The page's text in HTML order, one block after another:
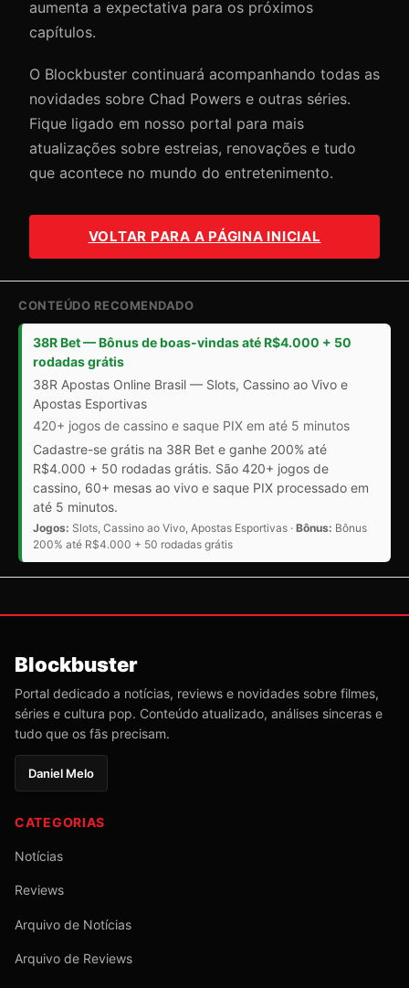
aumenta a expectativa para os próximos
capítulos.
O Blockbuster continuará acompanhando todas as
novidades sobre Chad Powers e outras séries.
Fique ligado em nosso portal para mais
atualizações sobre estreias, renovações e tudo
que acontece no mundo do entretenimento.
VOLTAR PARA A PÁGINA INICIAL
CONTEÚDO RECOMENDADO
38R Bet — Bônus de boas-vindas até R$4.000 + 50
rodadas grátis
38R Apostas Online Brasil — Slots, Cassino ao Vivo e
Apostas Esportivas
420+ jogos de cassino e saque PIX em até 5 minutos
Cadastre-se grátis na 38R Bet e ganhe 200% até
R$4.000 + 50 rodadas grátis. São 420+ jogos de
cassino, 60+ mesas ao vivo e saque PIX processado em
até 5 minutos.
Jogos: Slots, Cassino ao Vivo, Apostas Esportivas · Bônus: Bônus
200% até R$4.000 + 50 rodadas grátis
Blockbuster
Portal dedicado a notícias, reviews e novidades sobre filmes,
séries e cultura pop. Conteúdo atualizado, análises sinceras e
tudo que os fãs precisam.
Daniel Melo
CATEGORIAS
Notícias
Reviews
Arquivo de Notícias
Arquivo de Reviews